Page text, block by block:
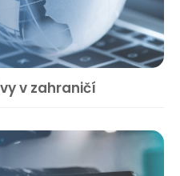
v zahraničí